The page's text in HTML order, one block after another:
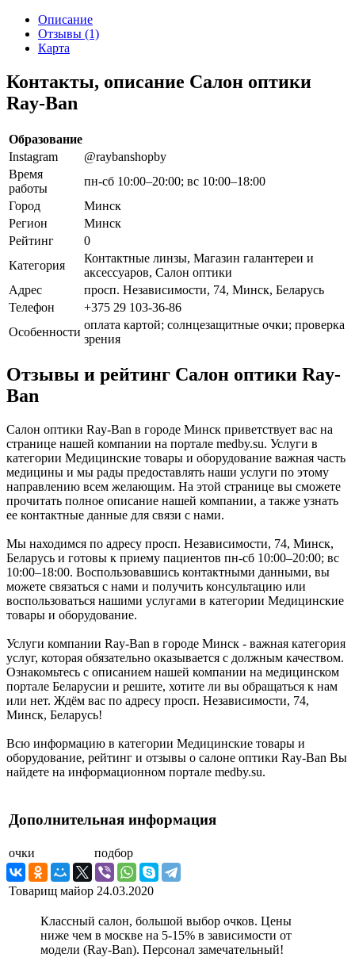
Описание
Отзывы (1)
Карта
Контакты, описание Салон оптики
Ray-Ban
Образование
Instagram
@raybanshopby
Время
работы
пн-сб 10:00–20:00; вс 10:00–18:00
Город
Минск
Регион
Минск
Рейтинг
0
Категория
Контактные линзы, Магазин галантереи и
аксессуаров, Салон оптики
Адрес
просп. Независимости, 74, Минск, Беларусь
Телефон
+375 29 103-36-86
Особенности
оплата картой; солнцезащитные очки; проверка
зрения
Отзывы и рейтинг Салон оптики Ray-
Ban
Салон оптики Ray-Ban в городе Минск приветствует вас на
странице нашей компании на портале medby.su. Услуги в
категории Медицинские товары и оборудование важная часть
медицины и мы рады предоставлять наши услуги по этому
направлению всем желающим. На этой странице вы сможете
прочитать полное описание нашей компании, а также узнать
ее контактные данные для связи с нами.
Мы находимся по адресу просп. Независимости, 74, Минск,
Беларусь и готовы к приему пациентов пн-сб 10:00–20:00; вс
10:00–18:00. Воспользовавшись контактными данными, вы
можете связаться с нами и получить консультацию или
воспользоваться нашими услугами в категории Медицинские
товары и оборудование.
Услуги компании Ray-Ban в городе Минск - важная категория
услуг, которая обязательно оказывается с должным качеством.
Ознакомьтесь с описанием нашей компании на медицинском
портале Беларусии и решите, хотите ли вы обращаться к нам
или нет. Ждём вас по адресу просп. Независимости, 74,
Минск, Беларусь!
Всю информацию в категории Медицинские товары и
оборудование, рейтинг и отзывы о салоне оптики Ray-Ban Вы
найдете на информационном портале medby.su.
Дополнительная информация
очки подбор
Товарищ майор 24.03.2020
Классный салон, большой выбор очков. Цены
ниже чем в москве на 5-15% в зависимости от
модели (Ray-Ban). Персонал замечательный!